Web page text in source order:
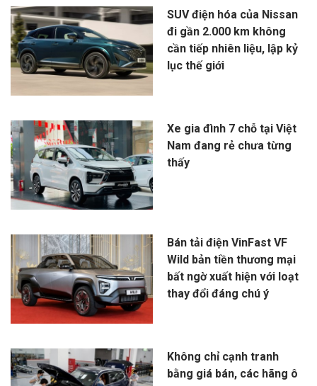
SUV điện hóa của Nissan
đi gần 2.000 km không
cần tiếp nhiên liệu, lập kỷ
lục thế giới
Xe gia đình 7 chỗ tại Việt
Nam đang rẻ chưa từng
thấy
Bán tải điện VinFast VF
Wild bản tiền thương mại
bất ngờ xuất hiện với loạt
thay đổi đáng chú ý
Không chỉ cạnh tranh
bằng giá bán, các hãng ô